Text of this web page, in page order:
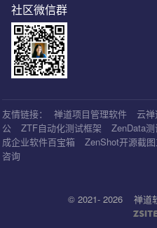
社区微信群
友情链接： 禅道项目管理软件 云
公
ZTF自动化测试框架 ZenData
成企业软件百宝箱
ZenShot开源截
咨询
© 2021- 2026 禅道